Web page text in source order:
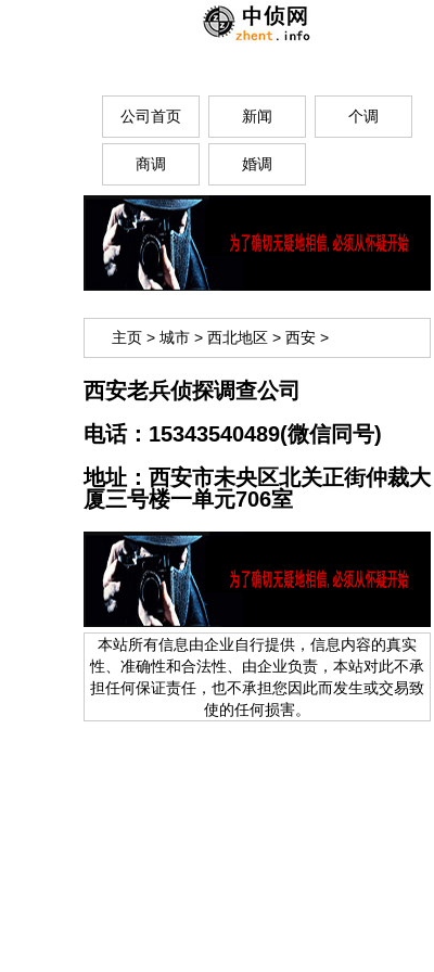
公司首页 新闻 个调
商调 婚调
主页 > 城市 > 西北地区 > 西安 >
西安老兵侦探调查公司
电话： 15343540489(微信同号)
地址： 西安市未央区北关正街仲裁大
厦三号楼一单元706室
本站所有信息由企业自行提供，信息内容的真实
性、准确性和合法性、由企业负责，本站对此不承
担任何保证责任，也不承担您因此而发生或交易致
使的任何损害。